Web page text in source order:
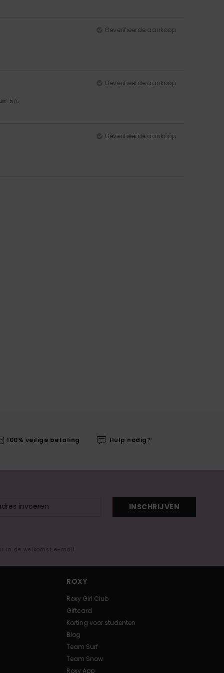
Geverifieerde aankoop
Geverifieerde aankoop
: 5/5
Geverifieerde aankoop
100% veilige betaling Hulp nodig?
INSCHRIJVEN
in de welkomst e-mail
ROXY
Roxy Girl Club
Giftcard
Korting voor studenten
Blog
Team Surf
Team Snow
Roxy App